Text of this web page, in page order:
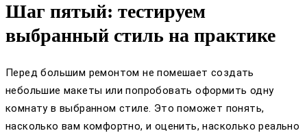
Шаг пятый: тестируем
выбранный стиль на практике
Перед большим ремонтом не помешает создать
небольшие макеты или попробовать оформить одну
комнату в выбранном стиле. Это поможет понять,
насколько вам комфортно, и оценить, насколько реально